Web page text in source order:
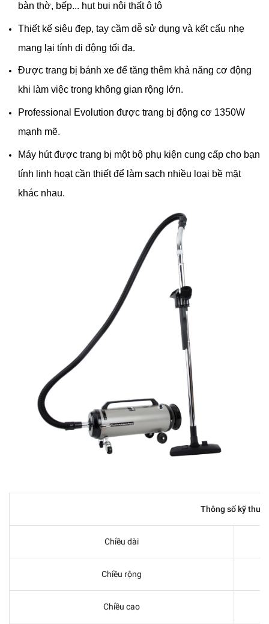
bàn thờ, bếp... hụt bụi nội thất ô tô
Thiết kế siêu đẹp, tay cầm dễ sử dụng và kết cấu nhẹ
mang lại tính di động tối đa.
Được trang bị bánh xe để tăng thêm khả năng cơ động
khi làm việc trong không gian rộng lớn.
Professional Evolution được trang bị động cơ 1350W
mạnh mẽ.
Máy hút được trang bị một bộ phụ kiện cung cấp cho bạn
tính linh hoạt cần thiết để làm sạch nhiều loại bề mặt
khác nhau.
Thông số kỹ thuật
Chiều dài
Chiều rộng
Chiều cao